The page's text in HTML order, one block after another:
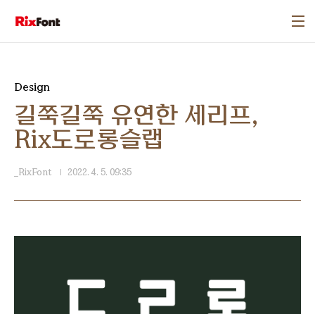
Design
길쭉길쭉 유연한 세리프,
Rix도로롱슬랩
_RixFont 2022. 4. 5. 09:35